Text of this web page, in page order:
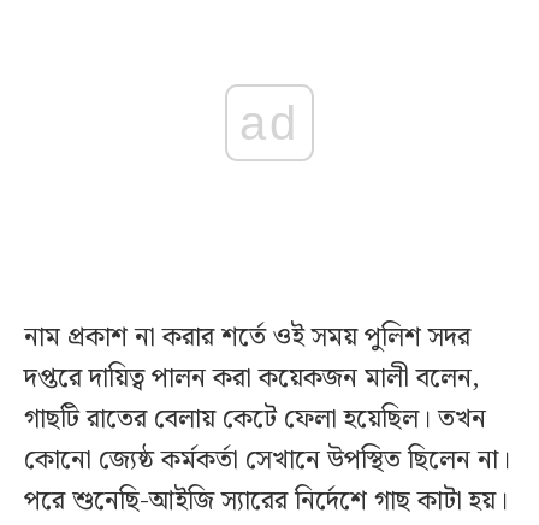
ad
নাম প্রকাশ না করার শর্তে ওই সময় পুলিশ সদর
দপ্তরে দায়িত্ব পালন করা কয়েকজন মালী বলেন,
গাছটি রাতের বেলায় কেটে ফেলা হয়েছিল। তখন
কোনো জ্যেষ্ঠ কর্মকর্তা সেখানে উপস্থিত ছিলেন না।
পরে শুনেছি-আইজি স্যারের নির্দেশে গাছ কাটা হয়।